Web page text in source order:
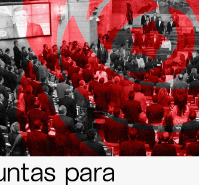
para